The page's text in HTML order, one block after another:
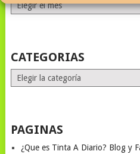
MONTHS
CATEGORIAS
Categorias
PAGINAS
¿Que es Tinta A Diario? Blog y